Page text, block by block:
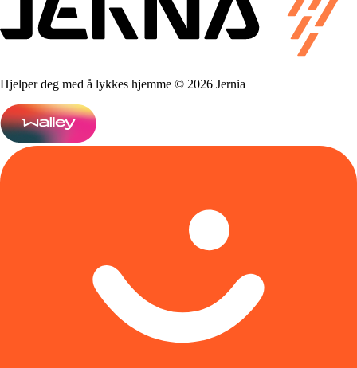
Hjelper deg med å lykkes hjemme © 2026 Jernia